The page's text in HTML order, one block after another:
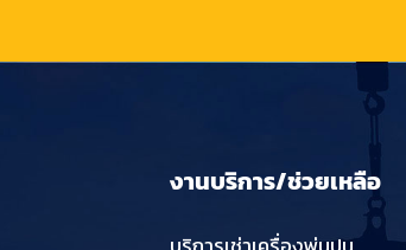
งานบริการ/ช่วยเหลือ